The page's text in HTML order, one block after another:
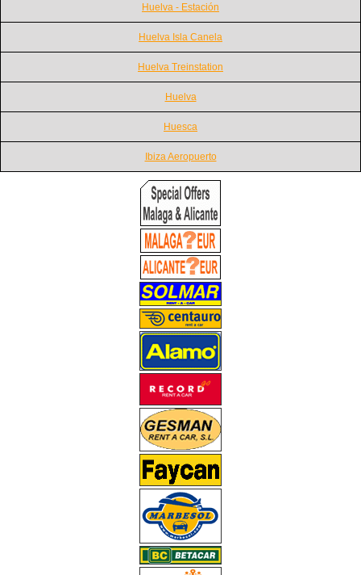
Huelva - Estación
Huelva Isla Canela
Huelva Treinstation
Huelva
Huesca
Ibiza Aeropuerto